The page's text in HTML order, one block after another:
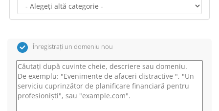
Înregistrați un domeniu nou